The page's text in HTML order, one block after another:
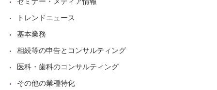
トレンドニュース
基本業務
相続等の申告とコンサルティング
医科・歯科のコンサルティング
その他の業種特化